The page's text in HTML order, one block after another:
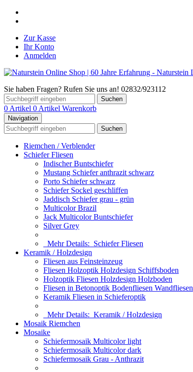
Zur Kasse
Ihr Konto
Anmelden
Sie haben Fragen? Rufen Sie uns an! 02832/923112
Suchen
0 Artikel 0 Artikel Warenkorb
Navigation
Suchen
Riemchen / Verblender
Schiefer Fliesen
Indischer Buntschiefer
Mustang Schiefer anthrazit schwarz
Porto Schiefer schwarz
Schiefer Sockel geschliffen
Jaddisch Schiefer grau - grün
Multicolor Brazil
Jack Multicolor Buntschiefer
Silver Grey
Mehr Details: Schiefer Fliesen
Keramik / Holzdesign
Fliesen aus Feinsteinzeug
Fliesen Holzoptik Holzdesign Schiffsboden
Holzoptik Fliesen Holzdesign Holzboden
Fliesen in Betonoptik Bodenfliesen Wandfliesen
Keramik Fliesen in Schieferoptik
Mehr Details: Keramik / Holzdesign
Mosaik Riemchen
Mosaike
Schiefermosaik Multicolor light
Schiefermosaik Multicolor dark
Schiefermosaik Grau - Anthrazit